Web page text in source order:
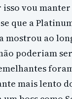
vou manter
que a
ao
poderiam
mais lento